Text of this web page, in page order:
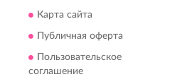
Карта сайта
Публичная оферта
Пользовательское
соглашение